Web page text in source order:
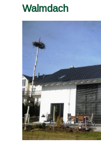
Walmdach